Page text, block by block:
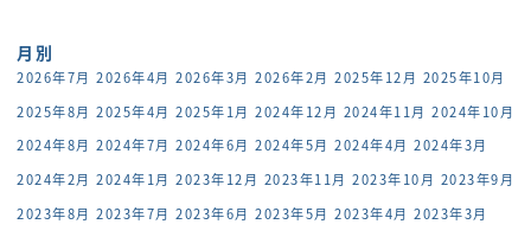
月別
2026年7月 2026年4月 2026年3月 2026年2月 2025年12月 2025年10月
2025年8月 2025年4月 2025年1月 2024年12月 2024年11月 2024年10月
2024年8月 2024年7月 2024年6月 2024年5月 2024年4月 2024年3月
2024年2月 2024年1月 2023年12月 2023年11月 2023年10月 2023年9月
2023年8月 2023年7月 2023年6月 2023年5月 2023年4月 2023年3月